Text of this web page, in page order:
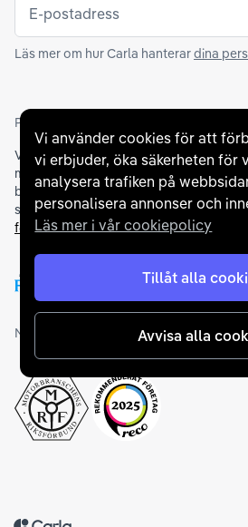
Vi använder cookies för att
vi erbjuder, öka säkerheten för
analysera trafiken på
personalisera annonser och
Läs mer i vår cookiepolicy
Tillåt alla
Avvisa alla
E-postadress
Läs mer om hur Carla hanterardina
Partners och betallösningar
Vi samarbetar medflertalet banker för
möjliga finansieringslösning och stödjer
betalningsmetoder. För att du ska
samarbetar vi med Folksam och
försäkringar och garantier.
Medlemskap och utmärkelser